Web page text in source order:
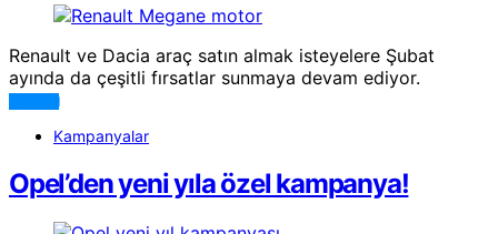
Renault ve Dacia araç satın almak isteyelere Şubat
ayında da çeşitli fırsatlar sunmaya devam ediyor.
DEVAMI
Kampanyalar
Opel’den yeni yıla özel kampanya!